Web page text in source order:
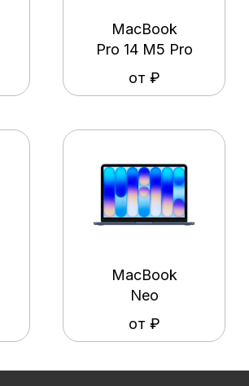
от ₽
MacBook
Pro 14 M5 Pro
от ₽
MacBook
Neo